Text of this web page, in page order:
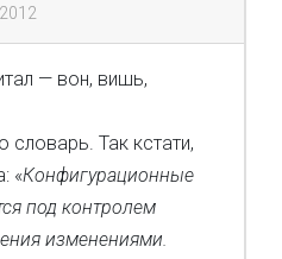
— вон, вишь,
словарь. Так кстати,
«Конфигурационные
под контролем
изменениями.